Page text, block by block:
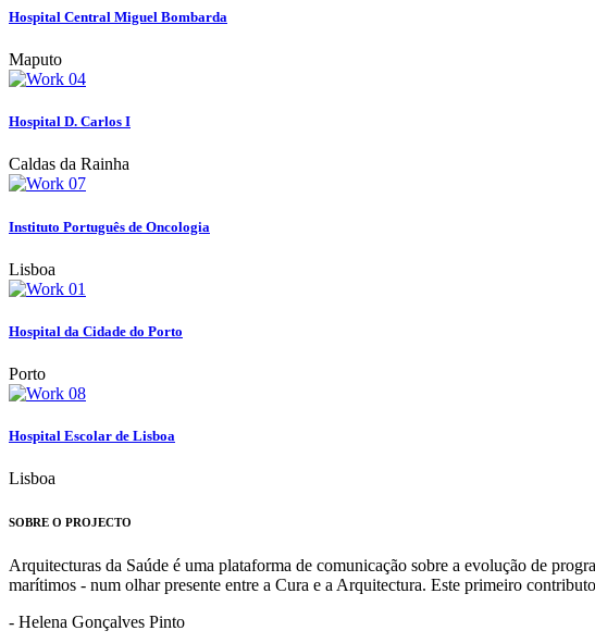
Hospital Central Miguel Bombarda
Maputo
Hospital D. Carlos I
Caldas da Rainha
Instituto Português de Oncologia
Lisboa
Hospital da Cidade do Porto
Porto
Hospital Escolar de Lisboa
Lisboa
SOBRE O PROJECTO
Arquitecturas da Saúde é uma plataforma de comunicação sobre a evolução de
marítimos - num olhar presente entre a Cura e a Arquitectura. Este primeiro
- Helena Gonçalves Pinto